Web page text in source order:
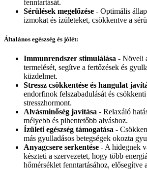
fenntartását.
Sérülések megelőzése - Optimális
izmokat és ízületeket, csökkentve a
Általános egészség és jólét:
Immunrendszer stimulálása - Növeli
termelését, segítve a fertőzések és
küzdelmet.
Stressz csökkentése és hangulat
endorfinok felszabadulását és
stresszhormont.
Alvásminőség javítása - Relaxáló
mélyebb és pihentetőbb alváshoz.
Ízületi egészség támogatása -
más gyulladásos betegségek okozta
Anyagcsere serkentése - A hidegnek
készteti a szervezetet, hogy több
hőmérséklet fenntartásához, elősegítve